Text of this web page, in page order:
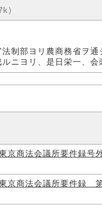
）
制部ヨリ農商務省ヲ
ニヨリ、是日栄一、
京商法会議所要件録
京商法会議所要件録